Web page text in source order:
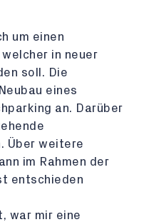
um einen
in neuer
soll. Die
eines
an. Darüber
Über weitere
im Rahmen der
entschieden
war mir eine